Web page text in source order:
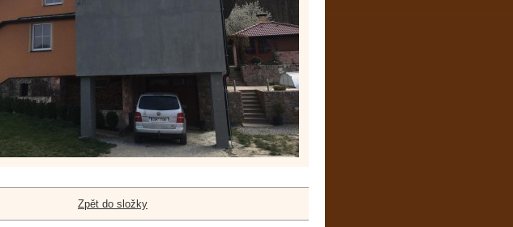
Zpět do složky